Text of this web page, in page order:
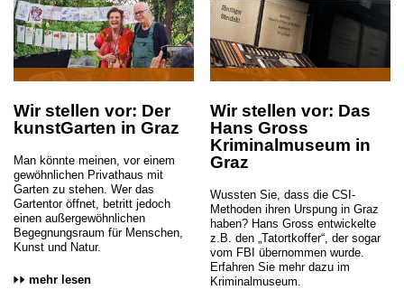
Wir stellen vor: Der
kunstGarten in Graz
Man könnte meinen, vor einem
gewöhnlichen Privathaus mit
Garten zu stehen. Wer das
Gartentor öffnet, betritt jedoch
einen außergewöhnlichen
Begegnungsraum für Menschen,
Kunst und Natur.
mehr lesen
Wir stellen vor: Das
Hans Gross
Kriminalmuseum in
Graz
Wussten Sie, dass die CSI-
Methoden ihren Urspung in Graz
haben? Hans Gross entwickelte
z.B. den „Tatortkoffer“, der sogar
vom FBI übernommen wurde.
Erfahren Sie mehr dazu im
Kriminalmuseum.